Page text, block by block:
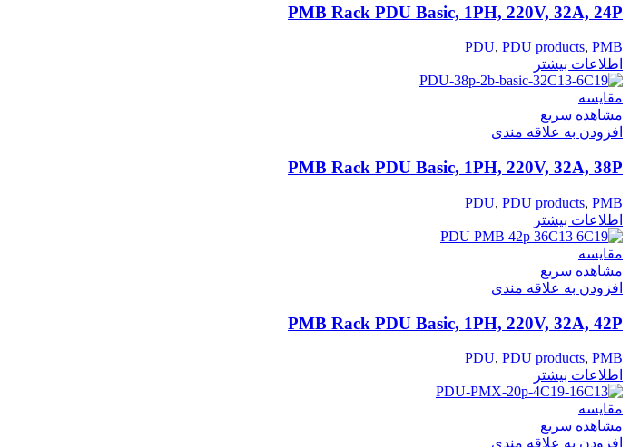
PMB Rack PDU Basic, 1PH, 220V, 32A, 24P
PDU, PDU products, PMB
اطلاعات بیشتر
مقایسه
مشاهده سریع
افزودن به علاقه مندی
PMB Rack PDU Basic, 1PH, 220V, 32A, 38P
PDU, PDU products, PMB
اطلاعات بیشتر
مقایسه
مشاهده سریع
افزودن به علاقه مندی
PMB Rack PDU Basic, 1PH, 220V, 32A, 42P
PDU, PDU products, PMB
اطلاعات بیشتر
مقایسه
مشاهده سریع
افزودن به علاقه مندی